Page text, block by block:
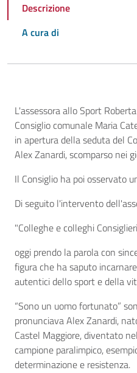
Descrizione
A cura di
Descrizione
L'assessora allo Sport
Consiglio comunale Maria
in apertura della seduta del
Alex Zanardi, scomparso nei
Il Consiglio ha poi osservato
Di seguito l'intervento
"Colleghe e colleghi
oggi prendo la parola con
figura che ha saputo
autentici dello sport e della
“Sono un uomo fortunato”
pronunciava Alex Zanardi,
Castel Maggiore, diventato
campione paralimpico,
determinazione e resistenza.